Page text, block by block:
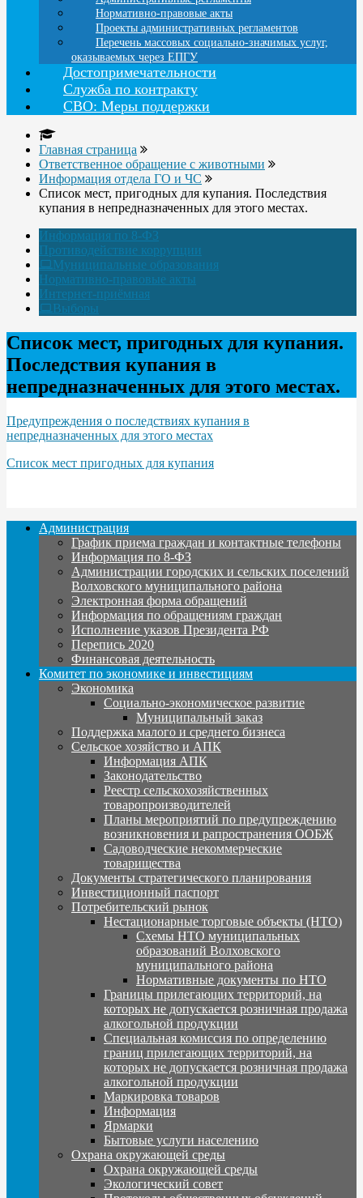
Нормативно-правовые акты
Проекты административных регламентов
Перечень массовых социально-значимых услуг,
оказываемых через ЕПГУ
Достопримечательности
Служба по контракту
СВО: Меры поддержки
Главная страница
Ответственное обращение с животными
Информация отдела ГО и ЧС
Список мест, пригодных для купания. Последствия
купания в непредназначенных для этого местах.
Информация по 8-ФЗ
Противодействие коррупции
Муниципальные образования
Нормативно-правовые акты
Интернет-приёмная
Выборы
Список мест, пригодных для купания.
Последствия купания в
непредназначенных для этого местах.
Предупреждения о последствиях купания в
непредназначенных для этого местах
Список мест пригодных для купания
Администрация
График приема граждан и контактные телефоны
Информация по 8-ФЗ
Администрации городских и сельских поселений
Волховского муниципального района
Электронная форма обращений
Информация по обращениям граждан
Исполнение указов Президента РФ
Перепись 2020
Финансовая деятельность
Комитет по экономике и инвестициям
Экономика
Социально-экономическое развитие
Муниципальный заказ
Поддержка малого и среднего бизнеса
Сельское хозяйство и АПК
Информация АПК
Законодательство
Реестр сельскохозяйственных
товаропроизводителей
Планы мероприятий по предупреждению
возникновения и рапространения ООБЖ
Садоводческие некоммерческие
товарищества
Документы стратегического планирования
Инвестиционный паспорт
Потребительский рынок
Нестационарные торговые объекты (НТО)
Схемы НТО муниципальных
образований Волховского
муниципального района
Нормативные документы по НТО
Границы прилегающих территорий, на
которых не допускается розничная продажа
алкогольной продукции
Специальная комиссия по определению
границ прилегающих территорий, на
которых не допускается розничная продажа
алкогольной продукции
Маркировка товаров
Информация
Ярмарки
Бытовые услуги населению
Охрана окружающей среды
Охрана окружающей среды
Экологический совет